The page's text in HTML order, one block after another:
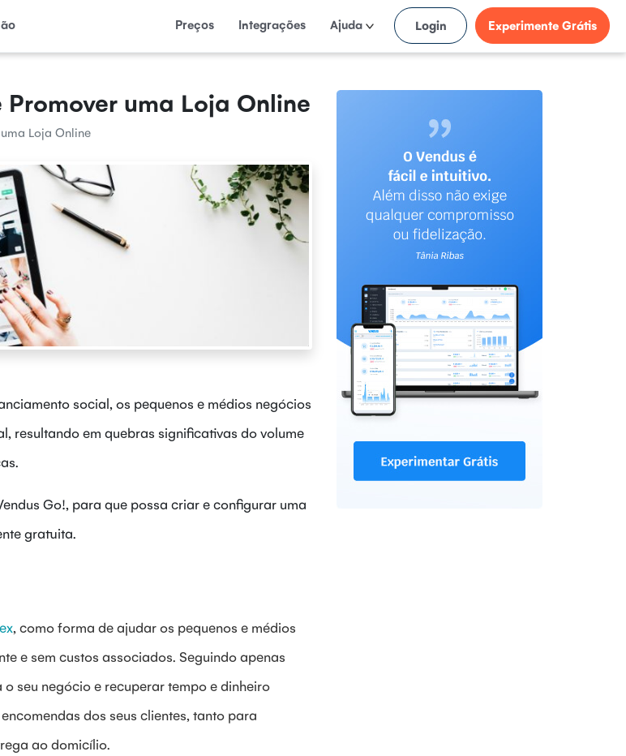
Preços Integrações Ajuda Login Experimente Grátis
uma Loja Online
Loja Online
social, os pequenos e médios negócios
resultando em quebras significativas do volume
Go!, para que possa criar e configurar uma
gratuita.
, como forma de ajudar os pequenos e médios
e sem custos associados. Seguindo apenas
seu negócio e recuperar tempo e dinheiro
dos seus clientes, tanto para
ao domicílio.